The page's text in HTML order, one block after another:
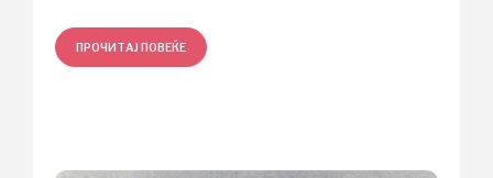
ПРОЧИТАЈ ПОВЕЌЕ